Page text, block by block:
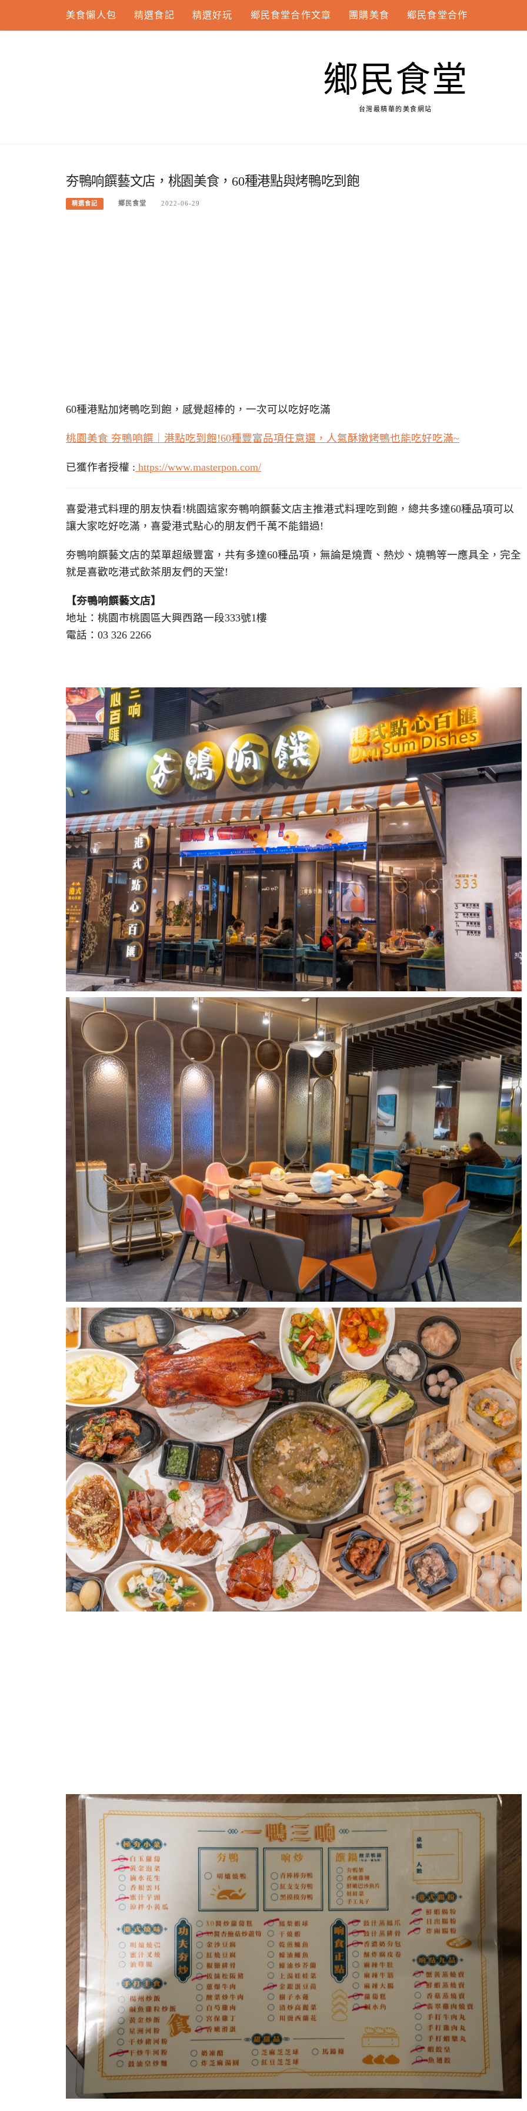
content
美食懶人包 精選食記 精選好玩 鄉民食堂合作文章 團購美食 鄉民食堂合作
鄉民食堂
台灣最精華的美食網站
夯鴨响饌藝文店，桃園美食，60種港點與烤鴨吃到飽
精選食記 鄉民食堂 2022-06-29
60種港點加烤鴨吃到飽，感覺超棒的，一次可以吃好吃滿
桃園美食 夯鴨响饌｜港點吃到飽!60種豐富品項任意選，人氣酥嫩烤鴨也能吃好吃滿~
已獲作者授權 : https://www.masterpon.com/
喜愛港式料理的朋友快看!桃園這家夯鴨响饌藝文店主推港式料理吃到飽，總共多達60種品項可以
讓大家吃好吃滿，喜愛港式點心的朋友們千萬不能錯過!
夯鴨响饌藝文店的菜單超級豐富，共有多達60種品項，無論是燒賣、熱炒、燒鴨等一應具全，完全
就是喜歡吃港式飲茶朋友們的天堂!
【夯鴨响饌藝文店】
地址：桃園市桃園區大興西路一段333號1樓
電話：03 326 2266